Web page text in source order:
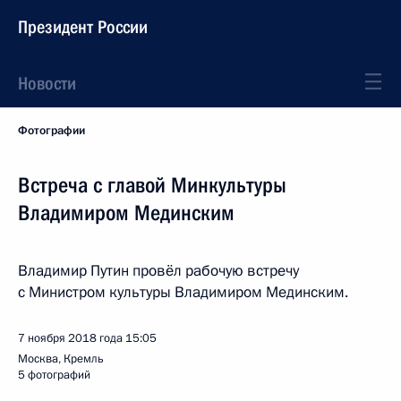
Президент России
Новости
Фотографии
Встреча с главой Минкультуры
Владимиром Мединским
Владимир Путин провёл рабочую встречу
с Министром культуры Владимиром Мединским.
7 ноября 2018 года 15:05
Москва, Кремль
5 фотографий